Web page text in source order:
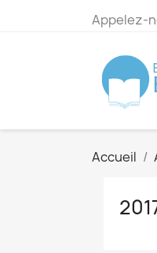
Appelez-
Accueil